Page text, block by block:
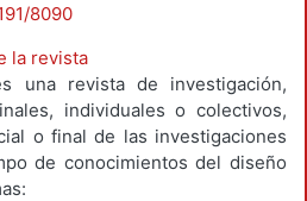
8090
la revista
una revista de investigación,
individuales o colectivos,
o final de las investigaciones
de conocimientos del diseño